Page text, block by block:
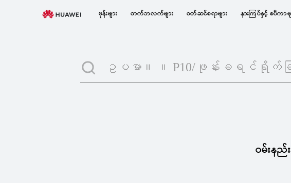
ဖုန်းများ တက်ဘလက်များ ဝတ်ဆင်စရာများ နားကြပ်နှင့် စပီကာမ
ဝမ်းန